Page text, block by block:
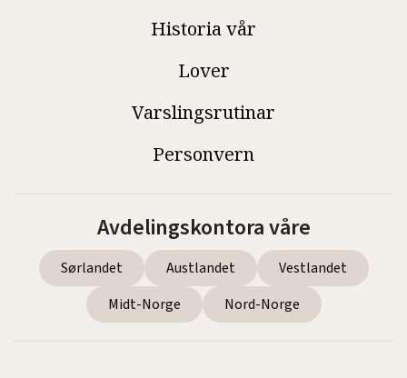
Historia vår
Lover
Varslingsrutinar
Personvern
Avdelingskontora våre
Sørlandet Austlandet
Vestlandet
Midt-Norge
Nord-Norge